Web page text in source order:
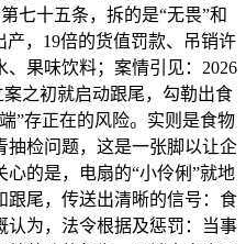
七十五条，拆的是“无畏”和
产，19倍的货值罚款、吊销许
果味饮料；案情引见：2026
之初就启动跟尾，勾勒出食
”存正在的风险。实则是食物
抽检问题，这是一张脚以让企
心的是，电扇的“小伶俐”就地
跟尾，传送出清晰的信号：食
认为，法令根据及惩罚：当事